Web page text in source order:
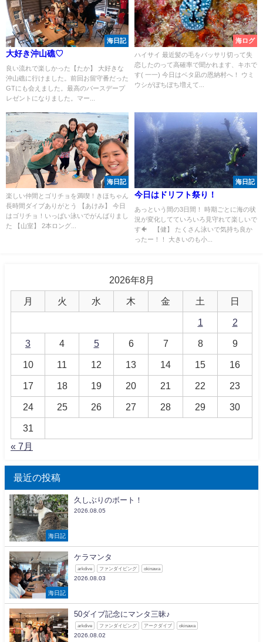
海日記
大好き沖山礁♡
良い流れで楽しかった【たか】 大好きな
沖山礁に行けました。前回お留守番だった
GTにも会えました。最高のバースデープ
レゼントになりました。マー...
海ログ
ハイサイ 最近髪の毛をバッサリ切って失
恋したのって高確率で聞かれます、キホで
す( 一一) 今日はベタ凪の恩納村へ！ ウミ
ウシがぼちぼち増えて...
海日記
楽しい仲間とゴリチョを満喫！きほちゃん
長時間ダイブありがとう 【あけみ】 今日
はゴリチョ！いっぱい泳いでがんばりまし
た 【山室】 2本ロング...
海日記
今日はドリフト祭り！
あっという間の3日間！ 時期ごとに海の状
況が変化してていろいろ見守れて楽しいで
す🐠 【健】 たくさん泳いで気持ち良か
ったー！！ 大きいのも小...
2026年8月
月 火 水 木 金 土 日
1 2
3 4 5 6 7 8 9
10 11 12 13 14 15 16
17 18 19 20 21 22 23
24 25 26 27 28 29 30
31
« 7月
最近の投稿
海日記
久しぶりのボート！
2026.08.05
海日記
ケラマンタ
arkdive ファンダイビング okinawa
2026.08.03
50ダイブ記念にマンタ三昧♪
arkdive ファンダイビング アークダイブ okinawa
2026.08.02